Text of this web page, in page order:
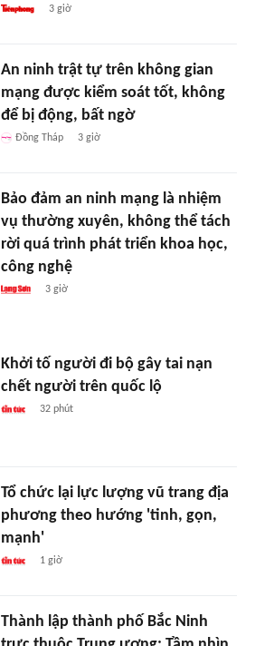
3 giờ
An ninh trật tự trên không gian
mạng được kiểm soát tốt, không
để bị động, bất ngờ
Đồng Tháp 3 giờ
Bảo đảm an ninh mạng là nhiệm
vụ thường xuyên, không thể tách
rời quá trình phát triển khoa học,
công nghệ
3 giờ
Khởi tố người đi bộ gây tai nạn
chết người trên quốc lộ
32 phút
Tổ chức lại lực lượng vũ trang địa
phương theo hướng 'tinh, gọn,
mạnh'
1 giờ
Thành lập thành phố Bắc Ninh